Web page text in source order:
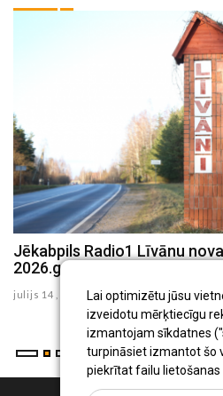
Lai optimizētu jūsu
izveidotu mērķtiecīgu
izmantojam sīkdatnes
turpināsiet izmantot šo
piekrītat failu lietošanas
Jēkabpils Radio1 Līvānu
2026.gada 14.jūlijā
julijs 14 , 2026